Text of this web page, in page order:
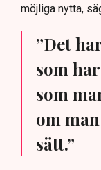
möjliga nytta,
”Det
som
som
om
sätt.”